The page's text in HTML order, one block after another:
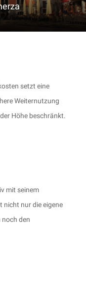
setzt eine
Weiternutzung
Höhe beschränkt.
mit seinem
nur die eigene
den